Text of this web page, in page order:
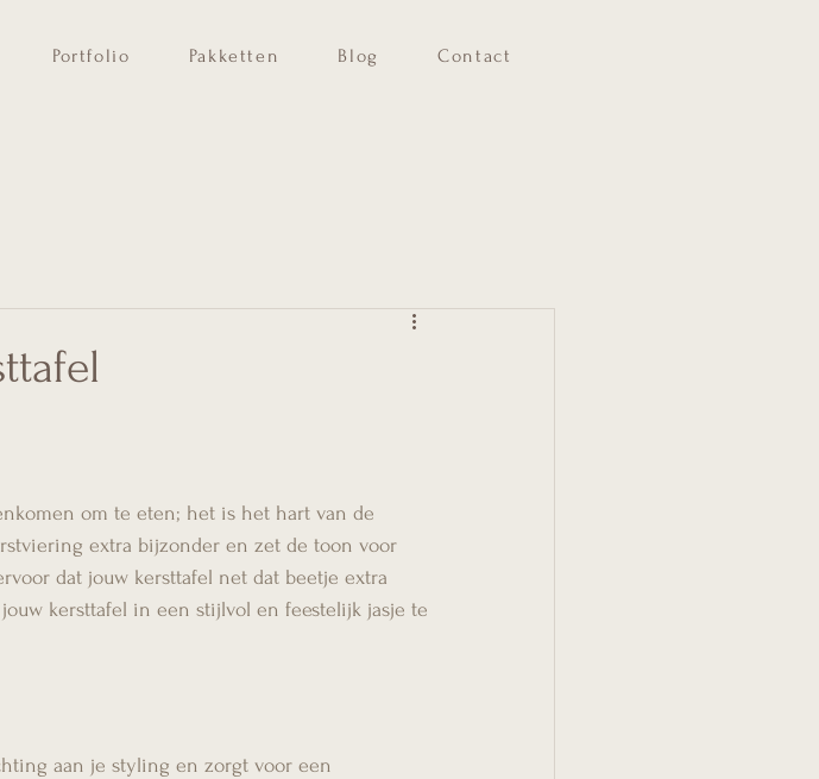
Portfolio Pakketten Blog Contact
om te eten; het is het hart van de
extra bijzonder en zet de toon voor
dat jouw kersttafel net dat beetje extra
kersttafel in een stijlvol en feestelijk jasje te
aan je styling en zorgt voor een